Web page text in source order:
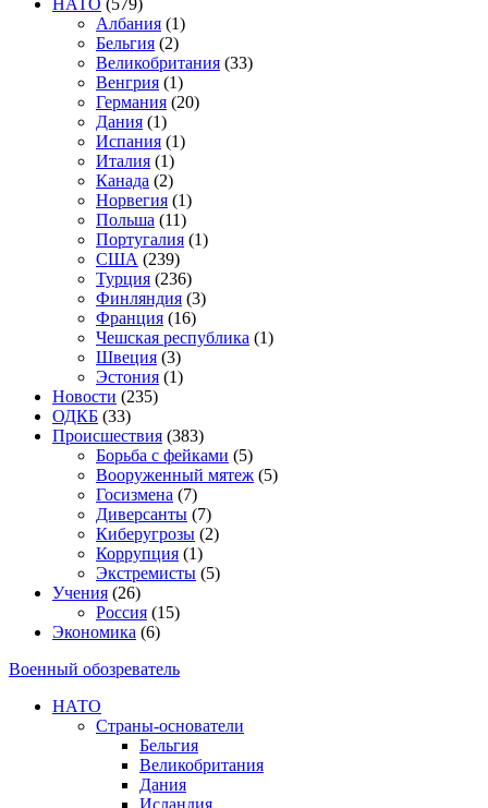
НАТО (579)
Албания (1)
Бельгия (2)
Великобритания (33)
Венгрия (1)
Германия (20)
Дания (1)
Испания (1)
Италия (1)
Канада (2)
Норвегия (1)
Польша (11)
Португалия (1)
США (239)
Турция (236)
Финляндия (3)
Франция (16)
Чешская республика (1)
Швеция (3)
Эстония (1)
Новости (235)
ОДКБ (33)
Происшествия (383)
Борьба с фейками (5)
Вооруженный мятеж (5)
Госизмена (7)
Диверсанты (7)
Киберугрозы (2)
Коррупция (1)
Экстремисты (5)
Учения (26)
Россия (15)
Экономика (6)
Военный обозреватель
НАТО
Страны-основатели
Бельгия
Великобритания
Дания